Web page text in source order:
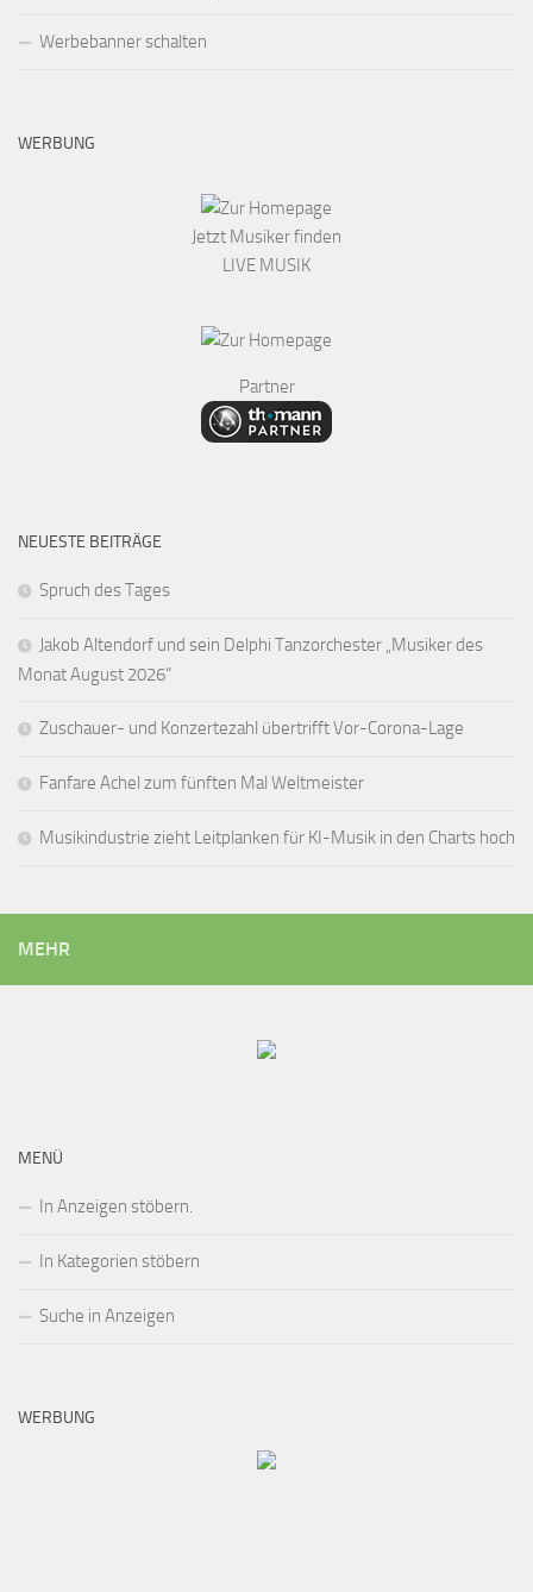
Werbebanner schalten
WERBUNG
Jetzt Musiker finden
LIVE MUSIK
Partner
NEUESTE BEITRÄGE
Spruch des Tages
Jakob Altendorf und sein Delphi Tanzorchester „Musiker des
Monat August 2026“
Zuschauer- und Konzertezahl übertrifft Vor-Corona-Lage
Fanfare Achel zum fünften Mal Weltmeister
Musikindustrie zieht Leitplanken für KI-Musik in den Charts hoch
MEHR
MENÜ
In Anzeigen stöbern.
In Kategorien stöbern
Suche in Anzeigen
WERBUNG